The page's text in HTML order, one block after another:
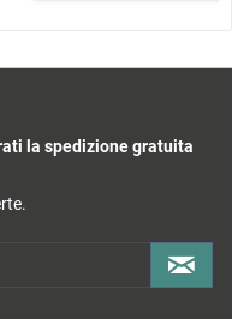
dimostrativo e non sono
veicoli con una
la spedizione gratuita